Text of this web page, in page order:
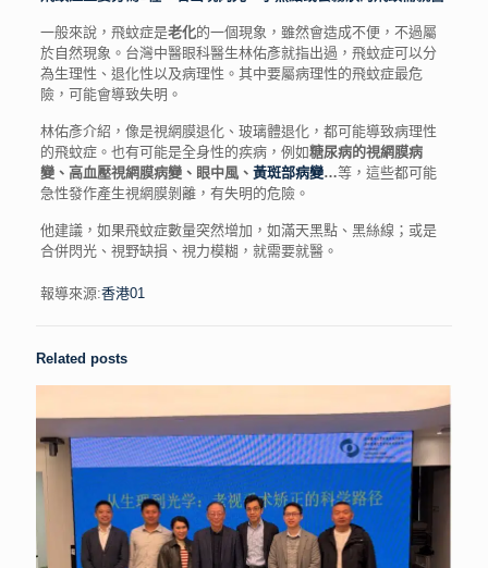
一般來說，飛蚊症是老化的一個現象，雖然會造成不便，不過屬
於自然現象。台灣中醫眼科醫生林佑彥就指出過，飛蚊症可以分
為生理性、退化性以及病理性。其中要屬病理性的飛蚊症最危
險，可能會導致失明。
林佑彥介紹，像是視網膜退化、玻璃體退化，都可能導致病理性
的飛蚊症。也有可能是全身性的疾病，例如糖尿病的視網膜病
變、高血壓視網膜病變、眼中風、 黃斑部病變…等，這些都可能
急性發作產生視網膜剝離，有失明的危險。
他建議，如果飛蚊症數量突然增加，如滿天黑點、黑絲線；或是
合併閃光、視野缺損、視力模糊，就需要就醫。
報導來源:香港01
Related posts